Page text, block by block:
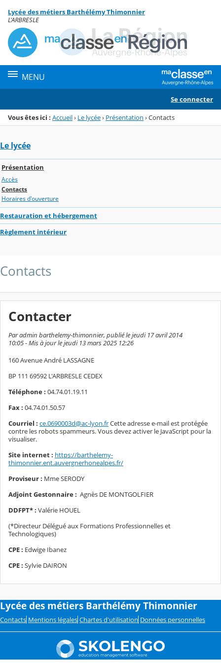
Menu de la rubrique
Contenu
Lycée des métiers Barthélémy Thimonnier
L'ARBRESLE
MENU
Se connecter
Vous êtes ici : Accueil› Le lycée› Présentation ›Contacts
Le lycée
Présentation
Accès
Contacts
Horaires d'ouverture
Restauration et hébergement
Règlement intérieur
Contacts
Contacter
Par admin barthelemy-thimonnier, publié le jeudi 17 avril 2014
10:05 - Mis à jour le jeudi 13 mars 2025 12:26
160 Avenue André LASSAGNE
BP 111 69592 L'ARBRESLE CEDEX
Téléphone : 04.74.01.19.11
Fax : 04.74.01.50.57
Courriel : ce.0690003d@ac-lyon.frCette adresse e-mail est protégée
contre les robots spammeurs. Vous devez activer le JavaScript pour la
visualiser.
Site internet : https://barthelemy-
thimonnier.ent.auvergnerhonealpes.fr/
Proviseur : Mme SERODY
Adjoint Gestonnaire : Agnès DE MONTGOLFIER
DDFPT* : Valérie HOUEL
(*Directeur Délégué aux Formations Professionnelles et
Technologiques)
CPE : Edwige Ibanez
CPE : Sylvie DAIRON
Lycée des métiers Barthélémy Thimonnier
Contacts Mentions légales Chartes d'utilisation Données personnelles